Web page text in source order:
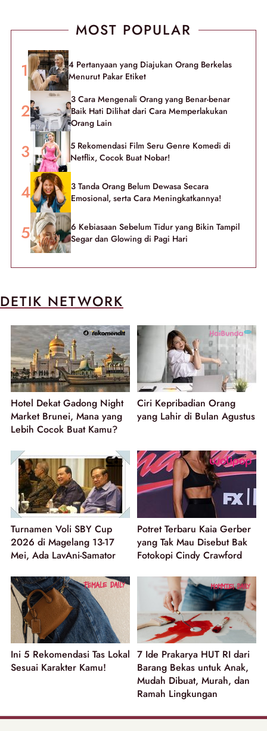
MOST POPULAR
4 Pertanyaan yang Diajukan Orang Berkelas
Menurut Pakar Etiket
3 Cara Mengenali Orang yang Benar-benar
Baik Hati Dilihat dari Cara Memperlakukan
Orang Lain
5 Rekomendasi Film Seru Genre Komedi di
Netflix, Cocok Buat Nobar!
3 Tanda Orang Belum Dewasa Secara
Emosional, serta Cara Meningkatkannya!
6 Kebiasaan Sebelum Tidur yang Bikin Tampil
Segar dan Glowing di Pagi Hari
DETIK NETWORK
Hotel Dekat Gadong Night
Market Brunei, Mana yang
Lebih Cocok Buat Kamu?
Ciri Kepribadian Orang
yang Lahir di Bulan Agustus
Turnamen Voli SBY Cup
2026 di Magelang 13-17
Mei, Ada LavAni-Samator
Potret Terbaru Kaia Gerber
yang Tak Mau Disebut Bak
Fotokopi Cindy Crawford
Ini 5 Rekomendasi Tas Lokal
Sesuai Karakter Kamu!
7 Ide Prakarya HUT RI dari
Barang Bekas untuk Anak,
Mudah Dibuat, Murah, dan
Ramah Lingkungan